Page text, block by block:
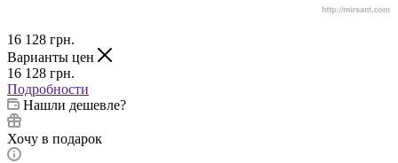
16 128 грн.
Варианты цен
16 128 грн.
Подробности
Нашли дешевле?
Хочу в подарок